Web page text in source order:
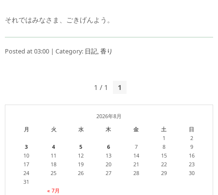
それではみなさま、ごきげんよう。
Posted at 03:00 | Category: 日記,香り
1 / 1 1
2026年8月
月
火 水 木 金 土 日
« 7月
1
2
3
4 5 6 7 8
9
10
11 12 13 14 15
16
17
18 19 20 21 22
23
24
25 26 27 28 29
30
31